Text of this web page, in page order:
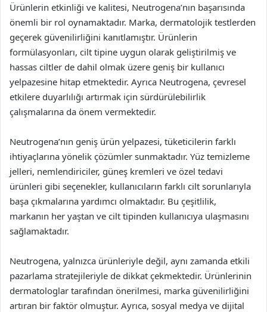
Ürünlerin etkinliği ve kalitesi, Neutrogena’nın başarısında
önemli bir rol oynamaktadır. Marka, dermatolojik testlerden
geçerek güvenilirliğini kanıtlamıştır. Ürünlerin
formülasyonları, cilt tipine uygun olarak geliştirilmiş ve
hassas ciltler de dahil olmak üzere geniş bir kullanıcı
yelpazesine hitap etmektedir. Ayrıca Neutrogena, çevresel
etkilere duyarlılığı artırmak için sürdürülebilirlik
çalışmalarına da önem vermektedir.
Neutrogena’nın geniş ürün yelpazesi, tüketicilerin farklı
ihtiyaçlarına yönelik çözümler sunmaktadır. Yüz temizleme
jelleri, nemlendiriciler, güneş kremleri ve özel tedavi
ürünleri gibi seçenekler, kullanıcıların farklı cilt sorunlarıyla
başa çıkmalarına yardımcı olmaktadır. Bu çeşitlilik,
markanın her yaştan ve cilt tipinden kullanıcıya ulaşmasını
sağlamaktadır.
Neutrogena, yalnızca ürünleriyle değil, aynı zamanda etkili
pazarlama stratejileriyle de dikkat çekmektedir. Ürünlerinin
dermatologlar tarafından önerilmesi, marka güvenilirliğini
artıran bir faktör olmuştur. Ayrıca, sosyal medya ve dijital